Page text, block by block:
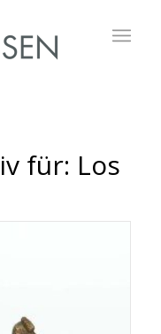
für: Los